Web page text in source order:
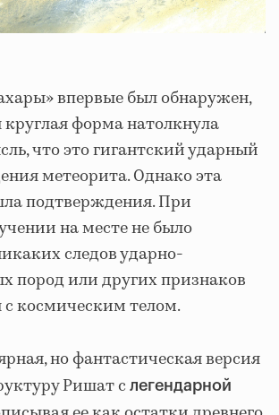
впервые был обнаружен,
круглая форма натолкнула
что это гигантский ударный
метеорита. Однако эта
подтверждения. При
на месте не было
следов ударно-
пород или других признаков
с космическим телом.
но фантастическая версия
Ришат с легендарной